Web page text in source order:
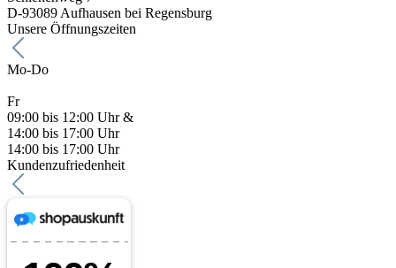
D-93089 Aufhausen bei Regensburg
Unsere Öffnungszeiten
Mo-Do
Fr
09:00 bis 12:00 Uhr &
14:00 bis 17:00 Uhr
14:00 bis 17:00 Uhr
Kundenzufriedenheit